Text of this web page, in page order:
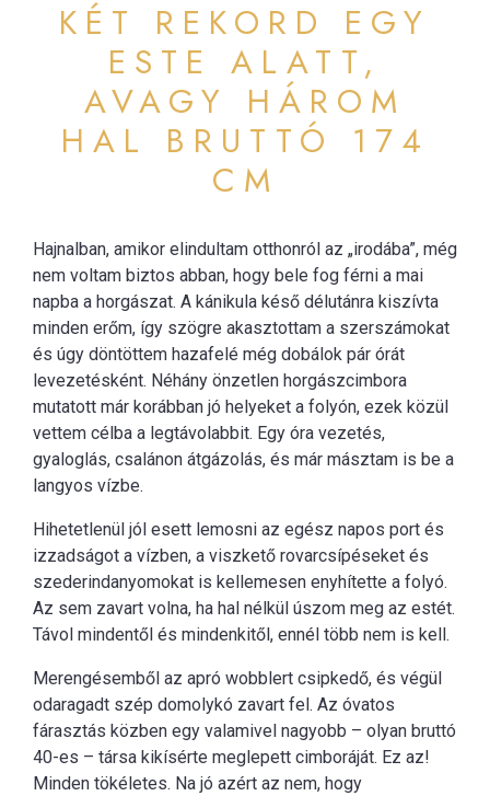
KÉT REKORD EGY
ESTE ALATT,
AVAGY HÁROM
HAL BRUTTÓ 174
CM
Hajnalban, amikor elindultam otthonról az „irodába”, még
nem voltam biztos abban, hogy bele fog férni a mai
napba a horgászat. A kánikula késő délutánra kiszívta
minden erőm, így szögre akasztottam a szerszámokat
és úgy döntöttem hazafelé még dobálok pár órát
levezetésként. Néhány önzetlen horgászcimbora
mutatott már korábban jó helyeket a folyón, ezek közül
vettem célba a legtávolabbit. Egy óra vezetés,
gyaloglás, csalánon átgázolás, és már másztam is be a
langyos vízbe.
Hihetetlenül jól esett lemosni az egész napos port és
izzadságot a vízben, a viszkető rovarcsípéseket és
szederindanyomokat is kellemesen enyhítette a folyó.
Az sem zavart volna, ha hal nélkül úszom meg az estét.
Távol mindentől és mindenkitől, ennél több nem is kell.
Merengésemből az apró wobblert csipkedő, és végül
odaragadt szép domolykó zavart fel. Az óvatos
fárasztás közben egy valamivel nagyobb – olyan bruttó
40-es – társa kikísérte meglepett cimboráját. Ez az!
Minden tökéletes. Na jó azért az nem, hogy